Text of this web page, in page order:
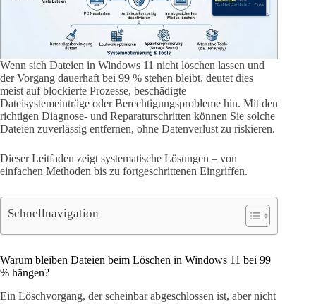
Wenn sich Dateien in Windows 11 nicht löschen lassen und
der Vorgang dauerhaft bei 99 % stehen bleibt, deutet dies
meist auf blockierte Prozesse, beschädigte
Dateisystemeinträge oder Berechtigungsprobleme hin. Mit den
richtigen Diagnose- und Reparaturschritten können Sie solche
Dateien zuverlässig entfernen, ohne Datenverlust zu riskieren.
Dieser Leitfaden zeigt systematische Lösungen – von
einfachen Methoden bis zu fortgeschrittenen Eingriffen.
Schnellnavigation
Warum bleiben Dateien beim Löschen in Windows 11 bei 99
% hängen?
Ein Löschvorgang, der scheinbar abgeschlossen ist, aber nicht